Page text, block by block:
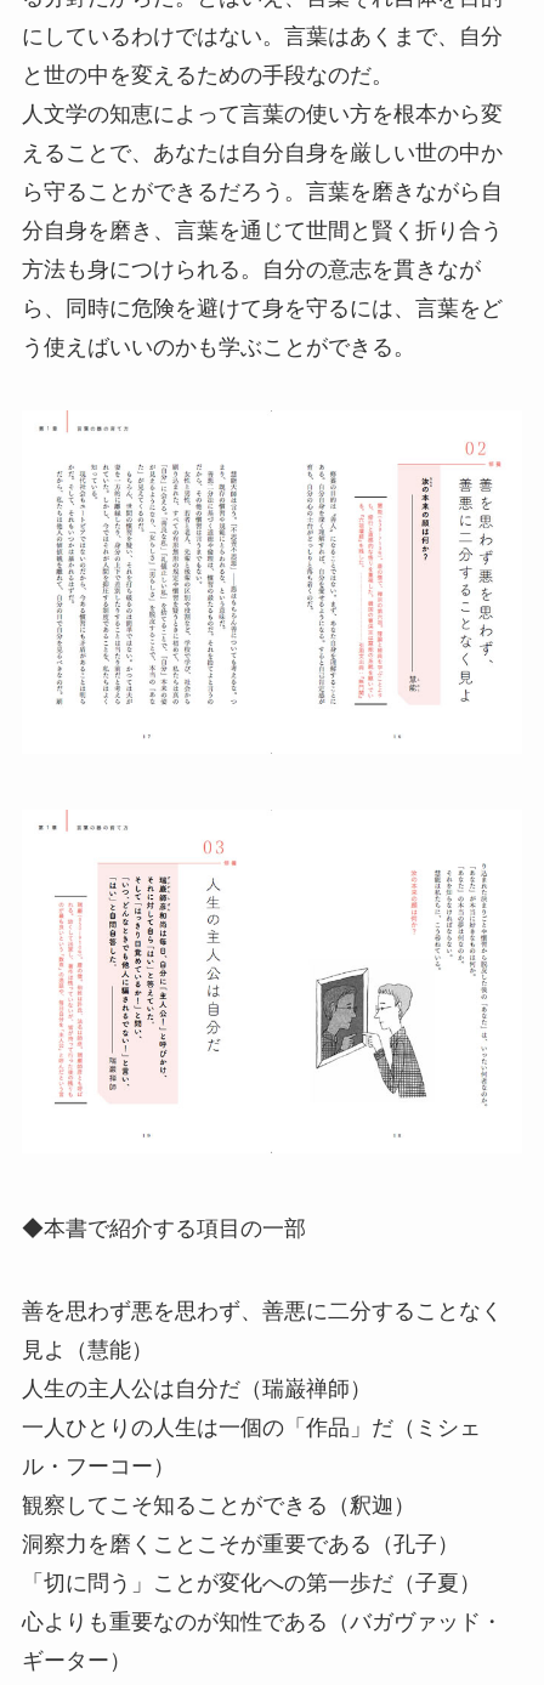
にしているわけではない。言葉はあくまで、自分
と世の中を変えるための手段なのだ。
人文学の知恵によって言葉の使い方を根本から変
えることで、あなたは自分自身を厳しい世の中か
ら守ることができるだろう。言葉を磨きながら自
分自身を磨き、言葉を通じて世間と賢く折り合う
方法も身につけられる。自分の意志を貫きなが
ら、同時に危険を避けて身を守るには、言葉をど
う使えばいいのかも学ぶことができる。
◆本書で紹介する項目の一部
善を思わず悪を思わず、善悪に二分することなく
見よ（慧能）
人生の主人公は自分だ（瑞巌禅師）
一人ひとりの人生は一個の「作品」だ（ミシェ
ル・フーコー）
観察してこそ知ることができる（釈迦）
洞察力を磨くことこそが重要である（孔子）
「切に問う」ことが変化への第一歩だ（子夏）
心よりも重要なのが知性である（バガヴァッド・
ギーター）